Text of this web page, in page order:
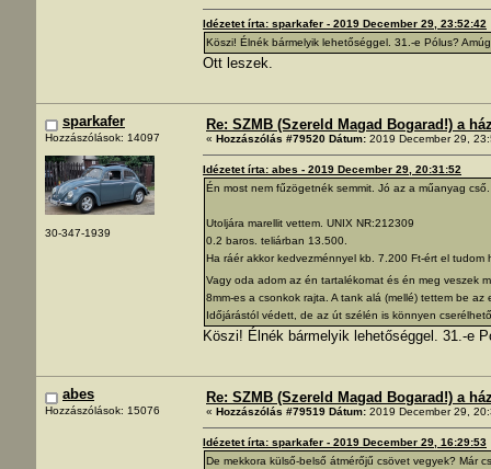
Idézetet írta: sparkafer - 2019 December 29, 23:52:42
Köszi! Élnék bármelyik lehetőséggel. 31.-e Pólus?
Ott leszek.
sparkafer
Hozzászólások: 14097
30-347-1939
Re: SZMB (Szereld Magad Bogarad!) a
« Hozzászólás #79520 Dátum: 2019 December 29,
Idézetet írta: abes - 2019 December 29, 20:31:52
Én most nem fűzögetnék semmit. Jó az a műanyag cső.
Utoljára marellit vettem. UNIX NR:212309
0.2 baros. teliárban 13.500.
Ha ráér akkor kedvezménnyel kb. 7.200 Ft-ért el tudom
Vagy oda adom az én tartalékomat és én meg veszek
8mm-es a csonkok rajta. A tank alá (mellé) tettem be
Időjárástól védett, de az út szélén is könnyen
Köszi! Élnék bármelyik lehetőséggel. 31.-e
abes
Hozzászólások: 15076
Re: SZMB (Szereld Magad Bogarad!) a
« Hozzászólás #79519 Dátum: 2019 December 29,
Idézetet írta: sparkafer - 2019 December 29, 16:29:53
De mekkora külső-belső átmérőjű csövet vegyek? Már